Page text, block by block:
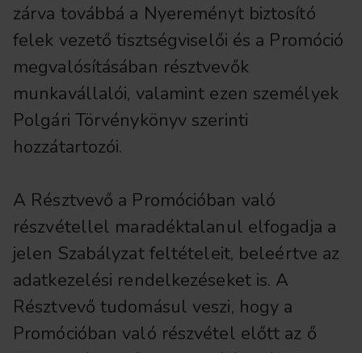
zárva továbbá a Nyereményt biztosító
felek vezető tisztségviselői és a Promóció
megvalósításában résztvevők
munkavállalói, valamint ezen személyek
Polgári Törvénykönyv szerinti
hozzátartozói.
A Résztvevő a Promócióban való
részvétellel maradéktalanul elfogadja a
jelen Szabályzat feltételeit, beleértve az
adatkezelési rendelkezéseket is. A
Résztvevő tudomásul veszi, hogy a
Promócióban való részvétel előtt az ő